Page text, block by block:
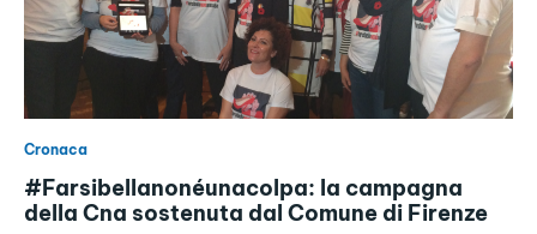
Cronaca
#Farsibellanonéunacolpa: la campagna
della Cna sostenuta dal Comune di Firenze